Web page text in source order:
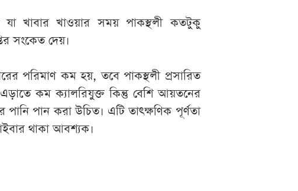
খাবার খাওয়ার সময় পাকস্থলী কতটুকু
সংকেত দেয়।
পরিমাণ কম হয়, তবে পাকস্থলী প্রসারিত
কম ক্যালরিযুক্ত কিন্তু বেশি আয়তনের
পান করা উচিত। এটি তাৎক্ষণিক পূর্ণতা
থাকা আবশ্যক।